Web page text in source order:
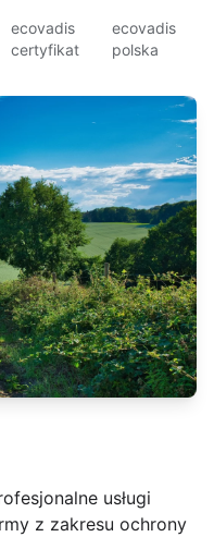
ecovadis
certyfikat
ecovadis
polska
usługi
z zakresu ochrony